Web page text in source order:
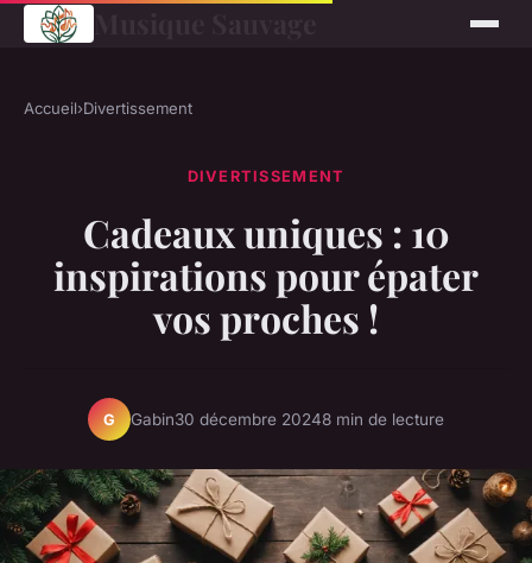
Accueil›Divertissement
DIVERTISSEMENT
Cadeaux uniques : 10
inspirations pour épater
vos proches !
G Gabin30 décembre 20248 min de lecture